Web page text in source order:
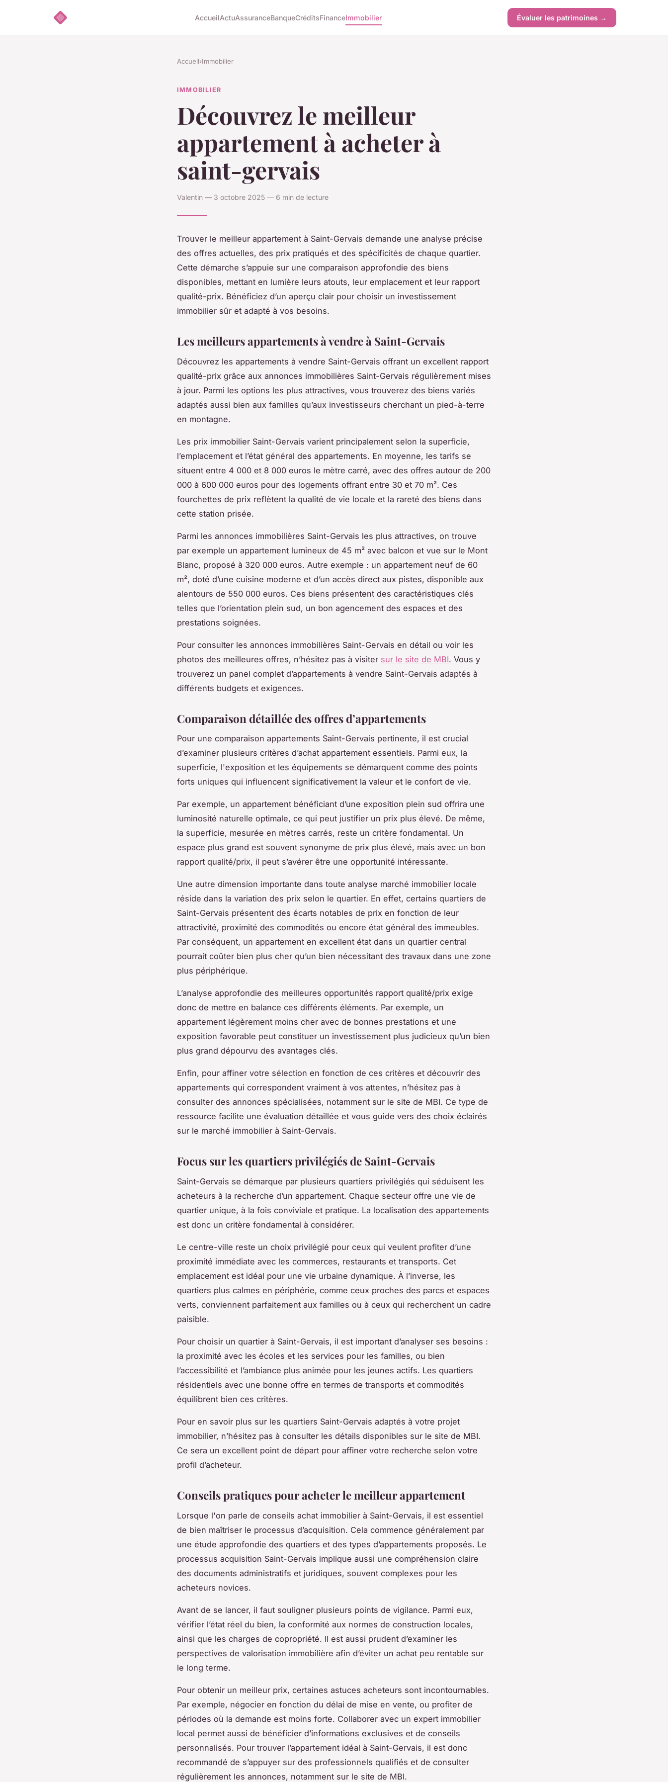
AccueilActuAssuranceBanqueCréditsFinanceImmobilier Évaluer les patrimoines →
Accueil›Immobilier
IMMOBILIER
Découvrez le meilleur
appartement à acheter à
saint-gervais
Valentin — 3 octobre 2025 — 6 min de lecture
Trouver le meilleur appartement à Saint-Gervais demande une analyse précise
des offres actuelles, des prix pratiqués et des spécificités de chaque quartier.
Cette démarche s’appuie sur une comparaison approfondie des biens
disponibles, mettant en lumière leurs atouts, leur emplacement et leur rapport
qualité-prix. Bénéficiez d’un aperçu clair pour choisir un investissement
immobilier sûr et adapté à vos besoins.
Les meilleurs appartements à vendre à Saint-Gervais
Découvrez les appartements à vendre Saint-Gervais offrant un excellent rapport
qualité-prix grâce aux annonces immobilières Saint-Gervais régulièrement mises
à jour. Parmi les options les plus attractives, vous trouverez des biens variés
adaptés aussi bien aux familles qu’aux investisseurs cherchant un pied-à-terre
en montagne.
Les prix immobilier Saint-Gervais varient principalement selon la superficie,
l’emplacement et l’état général des appartements. En moyenne, les tarifs se
situent entre 4 000 et 8 000 euros le mètre carré, avec des offres autour de 200
000 à 600 000 euros pour des logements offrant entre 30 et 70 m². Ces
fourchettes de prix reflètent la qualité de vie locale et la rareté des biens dans
cette station prisée.
Parmi les annonces immobilières Saint-Gervais les plus attractives, on trouve
par exemple un appartement lumineux de 45 m² avec balcon et vue sur le Mont
Blanc, proposé à 320 000 euros. Autre exemple : un appartement neuf de 60
m², doté d’une cuisine moderne et d’un accès direct aux pistes, disponible aux
alentours de 550 000 euros. Ces biens présentent des caractéristiques clés
telles que l’orientation plein sud, un bon agencement des espaces et des
prestations soignées.
Pour consulter les annonces immobilières Saint-Gervais en détail ou voir les
photos des meilleures offres, n’hésitez pas à visiter sur le site de MBI. Vous y
trouverez un panel complet d’appartements à vendre Saint-Gervais adaptés à
différents budgets et exigences.
Comparaison détaillée des offres d’appartements
Pour une comparaison appartements Saint-Gervais pertinente, il est crucial
d’examiner plusieurs critères d’achat appartement essentiels. Parmi eux, la
superficie, l'exposition et les équipements se démarquent comme des points
forts uniques qui influencent significativement la valeur et le confort de vie.
Par exemple, un appartement bénéficiant d’une exposition plein sud offrira une
luminosité naturelle optimale, ce qui peut justifier un prix plus élevé. De même,
la superficie, mesurée en mètres carrés, reste un critère fondamental. Un
espace plus grand est souvent synonyme de prix plus élevé, mais avec un bon
rapport qualité/prix, il peut s’avérer être une opportunité intéressante.
Une autre dimension importante dans toute analyse marché immobilier locale
réside dans la variation des prix selon le quartier. En effet, certains quartiers de
Saint-Gervais présentent des écarts notables de prix en fonction de leur
attractivité, proximité des commodités ou encore état général des immeubles.
Par conséquent, un appartement en excellent état dans un quartier central
pourrait coûter bien plus cher qu’un bien nécessitant des travaux dans une zone
plus périphérique.
L’analyse approfondie des meilleures opportunités rapport qualité/prix exige
donc de mettre en balance ces différents éléments. Par exemple, un
appartement légèrement moins cher avec de bonnes prestations et une
exposition favorable peut constituer un investissement plus judicieux qu’un bien
plus grand dépourvu des avantages clés.
Enfin, pour affiner votre sélection en fonction de ces critères et découvrir des
appartements qui correspondent vraiment à vos attentes, n’hésitez pas à
consulter des annonces spécialisées, notamment sur le site de MBI. Ce type de
ressource facilite une évaluation détaillée et vous guide vers des choix éclairés
sur le marché immobilier à Saint-Gervais.
Focus sur les quartiers privilégiés de Saint-Gervais
Saint-Gervais se démarque par plusieurs quartiers privilégiés qui séduisent les
acheteurs à la recherche d’un appartement. Chaque secteur offre une vie de
quartier unique, à la fois conviviale et pratique. La localisation des appartements
est donc un critère fondamental à considérer.
Le centre-ville reste un choix privilégié pour ceux qui veulent profiter d’une
proximité immédiate avec les commerces, restaurants et transports. Cet
emplacement est idéal pour une vie urbaine dynamique. À l’inverse, les
quartiers plus calmes en périphérie, comme ceux proches des parcs et espaces
verts, conviennent parfaitement aux familles ou à ceux qui recherchent un cadre
paisible.
Pour choisir un quartier à Saint-Gervais, il est important d’analyser ses besoins :
la proximité avec les écoles et les services pour les familles, ou bien
l’accessibilité et l’ambiance plus animée pour les jeunes actifs. Les quartiers
résidentiels avec une bonne offre en termes de transports et commodités
équilibrent bien ces critères.
Pour en savoir plus sur les quartiers Saint-Gervais adaptés à votre projet
immobilier, n’hésitez pas à consulter les détails disponibles sur le site de MBI.
Ce sera un excellent point de départ pour affiner votre recherche selon votre
profil d’acheteur.
Conseils pratiques pour acheter le meilleur appartement
Lorsque l'on parle de conseils achat immobilier à Saint-Gervais, il est essentiel
de bien maîtriser le processus d’acquisition. Cela commence généralement par
une étude approfondie des quartiers et des types d’appartements proposés. Le
processus acquisition Saint-Gervais implique aussi une compréhension claire
des documents administratifs et juridiques, souvent complexes pour les
acheteurs novices.
Avant de se lancer, il faut souligner plusieurs points de vigilance. Parmi eux,
vérifier l’état réel du bien, la conformité aux normes de construction locales,
ainsi que les charges de copropriété. Il est aussi prudent d’examiner les
perspectives de valorisation immobilière afin d’éviter un achat peu rentable sur
le long terme.
Pour obtenir un meilleur prix, certaines astuces acheteurs sont incontournables.
Par exemple, négocier en fonction du délai de mise en vente, ou profiter de
périodes où la demande est moins forte. Collaborer avec un expert immobilier
local permet aussi de bénéficier d’informations exclusives et de conseils
personnalisés. Pour trouver l’appartement idéal à Saint-Gervais, il est donc
recommandé de s’appuyer sur des professionnels qualifiés et de consulter
régulièrement les annonces, notamment sur le site de MBI.